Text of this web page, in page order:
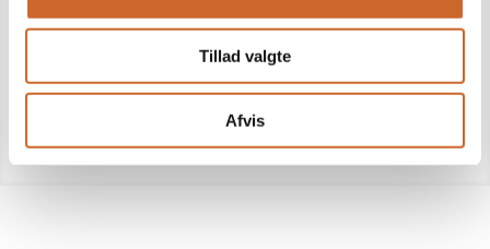
Tillad valgte
Afvis
Vi sikrer at dit hjem ikke kun ser fantastisk ud, men
også er bygget til at holde. Vi tager os af selv de mest
avancerede opgaver.